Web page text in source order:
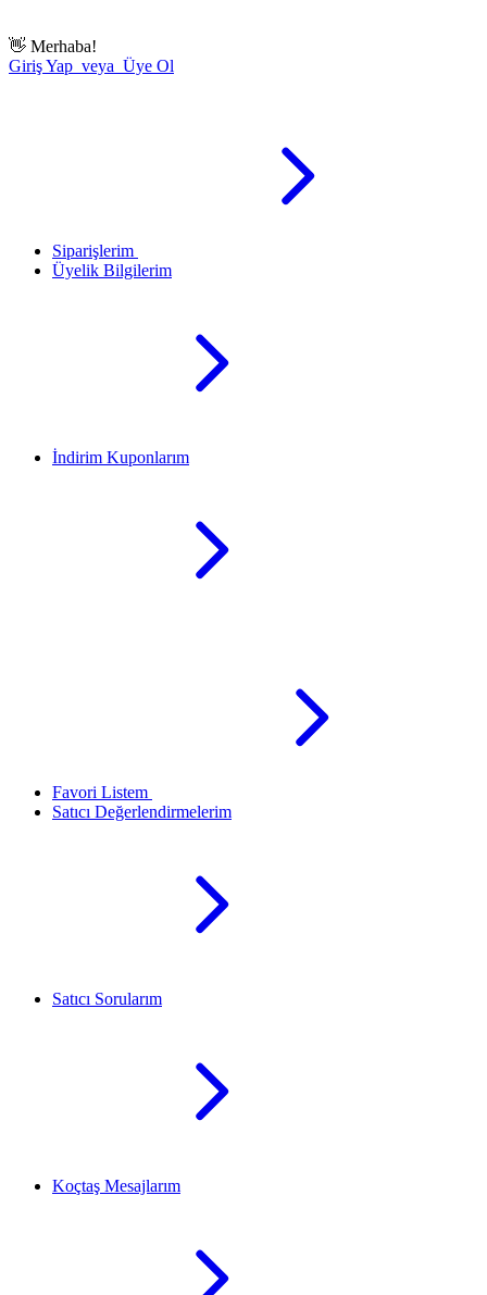
👋 Merhaba!
Giriş Yap veya Üye Ol
Siparişlerim
Üyelik Bilgilerim
İndirim Kuponlarım
Favori Listem
Satıcı Değerlendirmelerim
Satıcı Sorularım
Koçtaş Mesajlarım